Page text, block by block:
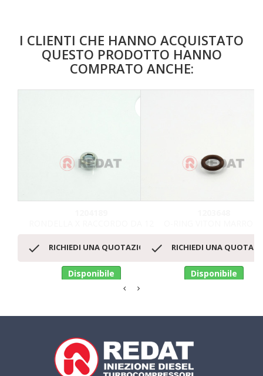
I CLIENTI CHE HANNO ACQUISTATO
QUESTO PRODOTTO HANNO
COMPRATO ANCHE:
 RICHIEDI UNA QUOTAZIONE
Disponibile
 RICHIEDI UNA
Disponibile